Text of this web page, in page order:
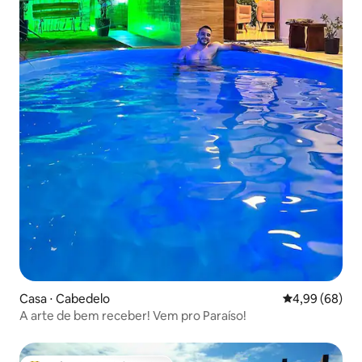
Casa ⋅ Cabedelo 4,99 de uma
4,99 (68)
A arte de bem receber! Vem pro Paraíso!